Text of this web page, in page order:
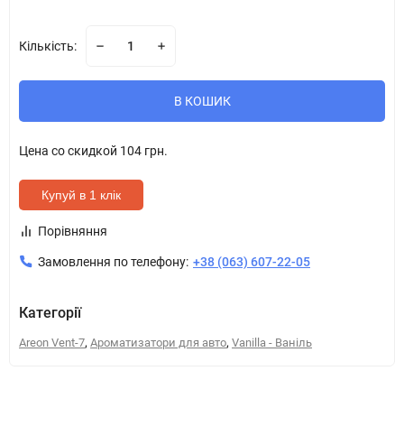
Кількість:
В КОШИК
Цена со скидкой 104 грн.
Купуй в 1 клік
Порівняння
Замовлення по телефону: +38 (063) 607-22-05
Категорії
Areon Vent-7, Ароматизатори для авто, Vanilla - Ваніль